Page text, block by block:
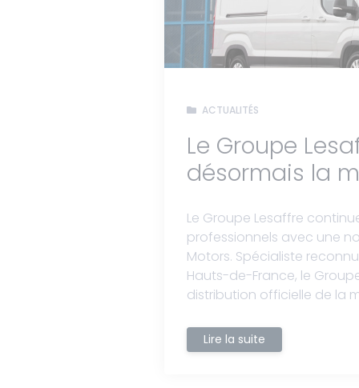
ACTUALITÉS
Le Groupe
désormais la
Le Groupe Lesaffre
professionnels avec une
Motors. Spécialiste
Hauts-de-France, le
distribution officielle de la
Lire la suite